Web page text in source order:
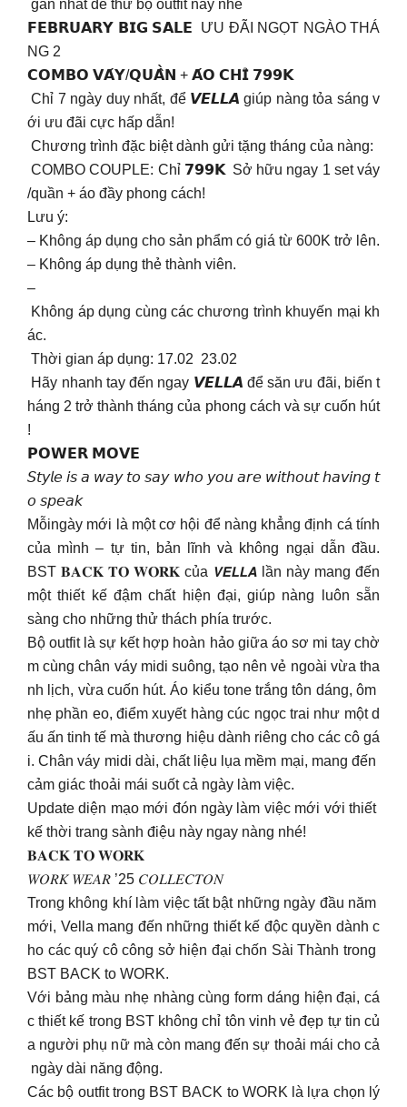
gần nhất để thử bộ outfit này nhé
𝗙𝗘𝗕𝗥𝗨𝗔𝗥𝗬 𝗕𝗜𝗚 𝗦𝗔𝗟𝗘 ƯU ĐÃI NGỌT NGÀO THÁ
NG 2
𝗖𝗢𝗠𝗕𝗢 𝗩𝗔́𝗬/𝗤𝗨𝗔̂̀𝗡 + 𝗔́𝗢 𝗖𝗛𝗜̉ 𝟳𝟵𝟵𝗞
Chỉ 7 ngày duy nhất, để 𝙑𝙀𝙇𝙇𝘼 giúp nàng tỏa sáng v
ới ưu đãi cực hấp dẫn!
Chương trình đặc biệt dành gửi tặng tháng của nàng:
COMBO COUPLE: Chỉ 𝟳𝟵𝟵𝗞 Sở hữu ngay 1 set váy
/quần + áo đầy phong cách!
Lưu ý:
– Không áp dụng cho sản phẩm có giá từ 600K trở lên.
– Không áp dụng thẻ thành viên.
–
Không áp dụng cùng các chương trình khuyến mại kh
ác.
Thời gian áp dụng: 17.02 23.02
Hãy nhanh tay đến ngay 𝙑𝙀𝙇𝙇𝘼 để săn ưu đãi, biến t
háng 2 trở thành tháng của phong cách và sự cuốn hút
!
𝗣𝗢𝗪𝗘𝗥 𝗠𝗢𝗩𝗘
𝘚𝘵𝘺𝘭𝘦 𝘪𝘴 𝘢 𝘸𝘢𝘺 𝘵𝘰 𝘴𝘢𝘺 𝘸𝘩𝘰 𝘺𝘰𝘶 𝘢𝘳𝘦 𝘸𝘪𝘵𝘩𝘰𝘶𝘵 𝘩𝘢𝘷𝘪𝘯𝘨 𝘵
𝘰 𝘴𝘱𝘦𝘢𝘬
Mỗingày mới là một cơ hội để nàng khẳng định cá tính
của mình – tự tin, bản lĩnh và không ngại dẫn đầu.
BST 𝐁𝐀𝐂𝐊 𝐓𝐎 𝐖𝐎𝐑𝐊 của 𝙑𝙀𝙇𝙇𝘼 lần này mang đến
một thiết kế đậm chất hiện đại, giúp nàng luôn sẵn
sàng cho những thử thách phía trước.
Bộ outfit là sự kết hợp hoàn hảo giữa áo sơ mi tay chờ
m cùng chân váy midi suông, tạo nên vẻ ngoài vừa tha
nh lịch, vừa cuốn hút. Áo kiểu tone trắng tôn dáng, ôm
nhẹ phần eo, điểm xuyết hàng cúc ngọc trai như một d
ấu ấn tinh tế mà thương hiệu dành riêng cho các cô gá
i. Chân váy midi dài, chất liệu lụa mềm mại, mang đến
cảm giác thoải mái suốt cả ngày làm việc.
Update diện mạo mới đón ngày làm việc mới với thiết
kế thời trang sành điệu này ngay nàng nhé!
𝐁𝐀𝐂𝐊 𝐓𝐎 𝐖𝐎𝐑𝐊
𝑊𝑂𝑅𝐾 𝑊𝐸𝐴𝑅 ’25 𝐶𝑂𝐿𝐿𝐸𝐶𝑇𝑂𝑁
Trong không khí làm việc tất bật những ngày đầu năm
mới, Vella mang đến những thiết kế độc quyền dành c
ho các quý cô công sở hiện đại chốn Sài Thành trong
BST BACK to WORK.
Với bảng màu nhẹ nhàng cùng form dáng hiện đại, cá
c thiết kế trong BST không chỉ tôn vinh vẻ đẹp tự tin củ
a người phụ nữ mà còn mang đến sự thoải mái cho cả
ngày dài năng động.
Các bộ outfit trong BST BACK to WORK là lựa chọn lý